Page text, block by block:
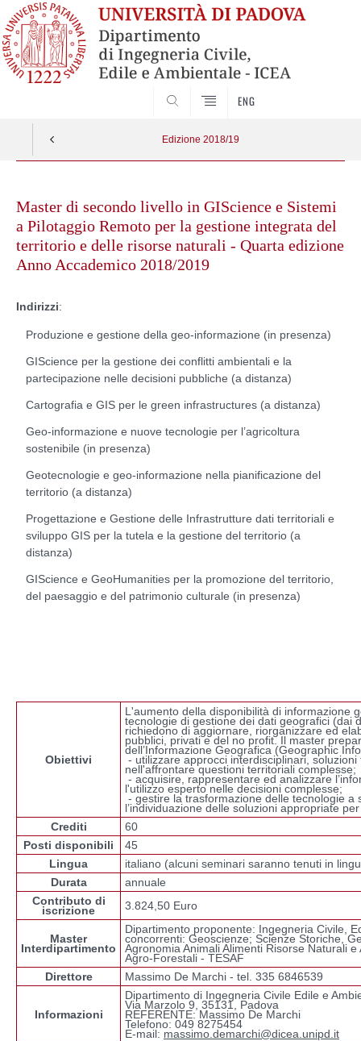
ENG
Edizione 2018/19
contentMaster di secondo livello in GIScience e Sistemi
a Pilotaggio Remoto per la gestione integrata del
territorio e delle risorse naturali - Quarta edizione
Anno Accademico 2018/2019
Indirizzi:
Produzione e gestione della geo-informazione (in presenza)
GIScience per la gestione dei conflitti ambientali e la
partecipazione nelle decisioni pubbliche (a distanza)
Cartografia e GIS per le green infrastructures (a distanza)
Geo-informazione e nuove tecnologie per l’agricoltura
sostenibile (in presenza)
Geotecnologie e geo-informazione nella pianificazione del
territorio (a distanza)
Progettazione e Gestione delle Infrastrutture dati territoriali e
sviluppo GIS per la tutela e la gestione del territorio (a
distanza)
GIScience e GeoHumanities per la promozione del territorio,
del paesaggio e del patrimonio culturale (in presenza)
Obiettivi
L'aumento della disponibilità di informazione
tecnologie di gestione dei dati geografici (dai
richiedono di aggiornare, riorganizzare ed
pubblici, privati e del no profit. Il master
dell’Informazione Geografica (Geographic
- utilizzare approcci interdisciplinari,
nell'affrontare questioni territoriali complesse;
- acquisire, rappresentare ed analizzare
l'utilizzo esperto nelle decisioni complesse;
- gestire la trasformazione delle tecnologie a
l’individuazione delle soluzioni appropriate
Crediti
60
Posti disponibili
45
Lingua
italiano (alcuni seminari saranno tenuti in
Durata
annuale
Contributo di
iscrizione 3.824,50 Euro
Master
Interdipartimento
Dipartimento proponente: Ingegneria Civile,
concorrenti: Geoscienze; Scienze Storiche,
Agronomia Animali Alimenti Risorse Naturali
Agro-Forestali - TESAF
Direttore
Massimo De Marchi - tel. 335 6846539
Informazioni
Dipartimento di Ingegneria Civile Edile e
Via Marzolo 9, 35131, Padova
REFERENTE: Massimo De Marchi
Telefono: 049 8275454
E-mail: massimo.demarchi@dicea.unipd.it